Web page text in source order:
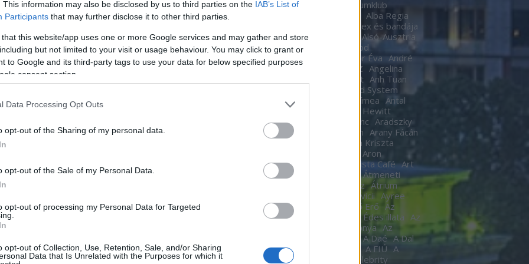
This information may also be disclosed by us to third parties on the IAB’s List of
Participants that may further disclose it to other third parties.
that this website/app uses one or more Google services and may gather and store
but not limited to your visit or usage behaviour. You may click to grant or
to Google and its third-party tags to use your data for below specified purposes
consent section.
Data Processing Opt Outs
opt-out of the Sharing of my personal data.
opt-out of the Sale of my Personal Data.
opt-out of processing my Personal Data for Targeted
opt-out of Collection, Use, Retention, Sale, and/or Sharing
Data that Is Unrelated with the Purposes for which it
Hatalmas várakozás és médiafigyelem előzte
meg az Édes Anna musical bemutatóját, melyben
színész is szerepet kapott.
aki egyben a darabot is rendezte, röviden az év
jövőre országos, majdnem ötven állomásos
turnéra indul a társulat.
színháza és még boldogabb, hogy egy
fantasztikus csapat élén állva hajolhattam meg a
A
a
a
áll
a
Pure Ákos Akvárium
Akvariumklub
Alba Regia
Alex és bandája
Alföldi Róbert Almási Csaba
Alsó-Ausztria
Amadinda Áman Attila
Amigod
Anaheimben Anastacia Andor Éva André
Le Notre Andy Barlow ANEZ Angelina
Anger Zsolt Anh Tuan
Anima Sound System
Anna Kendrick
Antal Tímea Antal
Anthony van Laast
Aon Hewitt
Apropó szerelem
Aradi Ferenc Aradszky
László
Aranyélet Aranyszem Arany Fácán
Argyelán Kriszta
Aron
Pálmarsson
ARTista Café Art
Attack aste. Sound. Danube.
Átmeneti
Átrium Film-Színház Átrium
avicii Ayree
Claudia Az angyal Az ébredő Erő Az
éjszakám a nappalod
Az élet Édes illata Az
Az Év Háziasszonya Az
A Daé A Dal
A DAL A férjem védelmében A FIÚ A
Focus
A fogoly
A Gozsdu Celebrity